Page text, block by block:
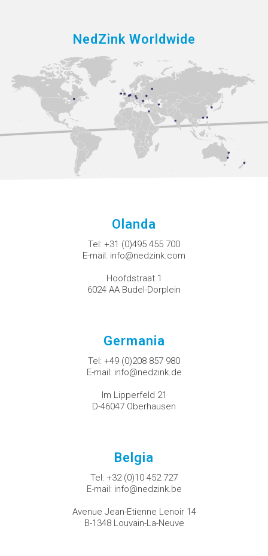
NedZink Worldwide
Olanda
Tel: +31 (0)495 455 700
E-mail: info@nedzink.com
Hoofdstraat 1
6024 AA Budel-Dorplein
Germania
Tel: +49 (0)208 857 980
E-mail: info@nedzink.de
Im Lipperfeld 21
D-46047 Oberhausen
Belgia
Tel: +32 (0)10 452 727
E-mail: info@nedzink.be
Avenue Jean-Etienne Lenoir 14
B-1348 Louvain-La-Neuve